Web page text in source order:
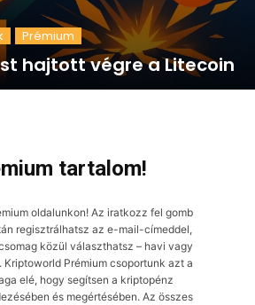
Prémium
hajtott végre a Litecoin
tartalom!
oldalunkon! Az iratkozz fel gomb
regisztrálhatsz az e-mail-címeddel,
közül választhatsz – havi vagy
Prémium csoportunk azt a
elé, hogy segítsen a kriptopénz
és megértésében. Az összes